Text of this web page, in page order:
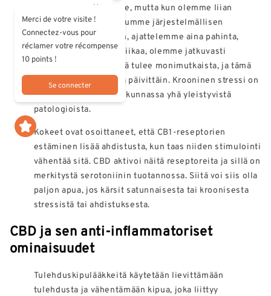
vaarannamme itsemme, mutta kun olemme liian
ahdistuneita ja omaksumme järjestelmällisen
ylivalvonnan asenteen, ajattelemme aina pahinta,
ennakoimme kaikkea liikaa, olemme jatkuvasti
jännittyneitä, elämästä tulee monimutkaista, ja tämä
ahdistus haittaa meitä päivittäin. Krooninen stressi on
myös yksi nyky-yhteiskunnassa yhä yleistyvistä
patologioista.
Kokeet ovat osoittaneet, että CB1-reseptorien
estäminen lisää ahdistusta, kun taas niiden stimulointi
vähentää sitä. CBD aktivoi näitä reseptoreita ja sillä on
merkitystä serotoniinin tuotannossa. Siitä voi siis olla
paljon apua, jos kärsit satunnaisesta tai kroonisesta
stressistä tai ahdistuksesta.
CBD ja sen anti-inflammatoriset
ominaisuudet
Tulehduskipulääkkeitä käytetään lievittämään
tulehdusta ja vähentämään kipua, joka liittyy
Merci de votre visite !
Connectez-vous pour
réclamer votre récompense
10 points !
Se connecter